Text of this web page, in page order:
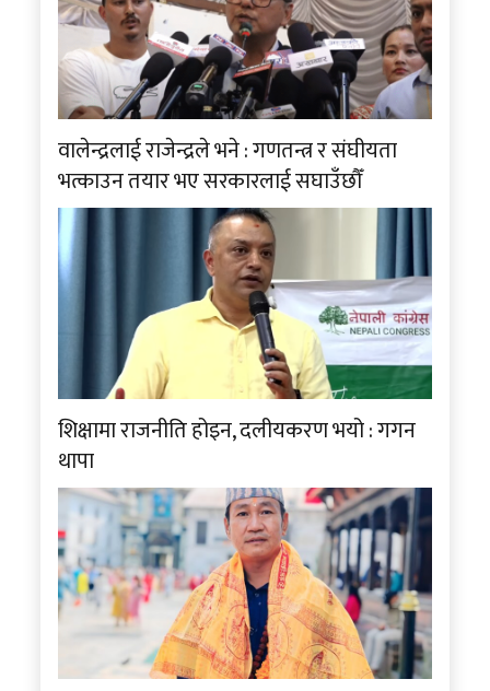
वालेन्द्रलाई राजेन्द्रले भने : गणतन्त्र र संघीयता
भत्काउन तयार भए सरकारलाई सघाउँछौँ
शिक्षामा राजनीति होइन, दलीयकरण भयो : गगन
थापा